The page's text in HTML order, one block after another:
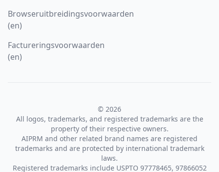
Browseruitbreidingsvoorwaarden
(en)
Factureringsvoorwaarden
(en)
© 2026
All logos, trademarks, and registered trademarks are the
property of their respective owners.
AIPRM and other related brand names are registered
trademarks and are protected by international trademark
laws.
Registered trademarks include USPTO 97778465, 97866052